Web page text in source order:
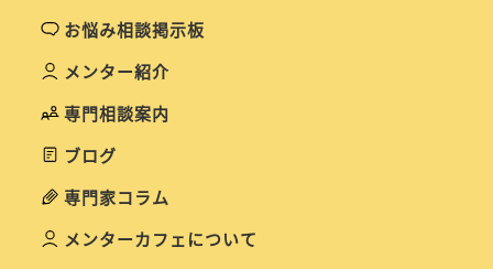
お悩み相談掲示板
メンター紹介
専門相談案内
ブログ
専門家コラム
メンターカフェについて